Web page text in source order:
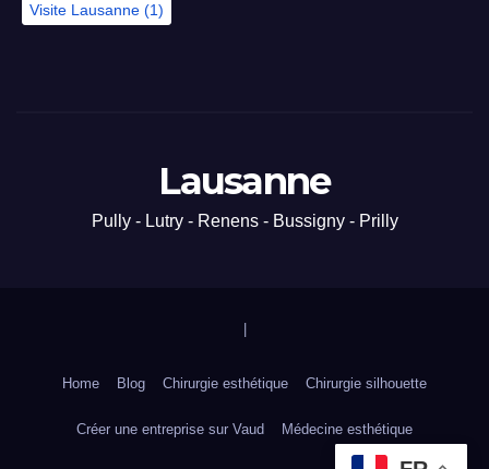
Visite Lausanne (1)
Lausanne
Pully - Lutry - Renens - Bussigny - Prilly
Home Blog Chirurgie esthétique Chirurgie silhouette
Créer une entreprise sur Vaud Médecine esthétique